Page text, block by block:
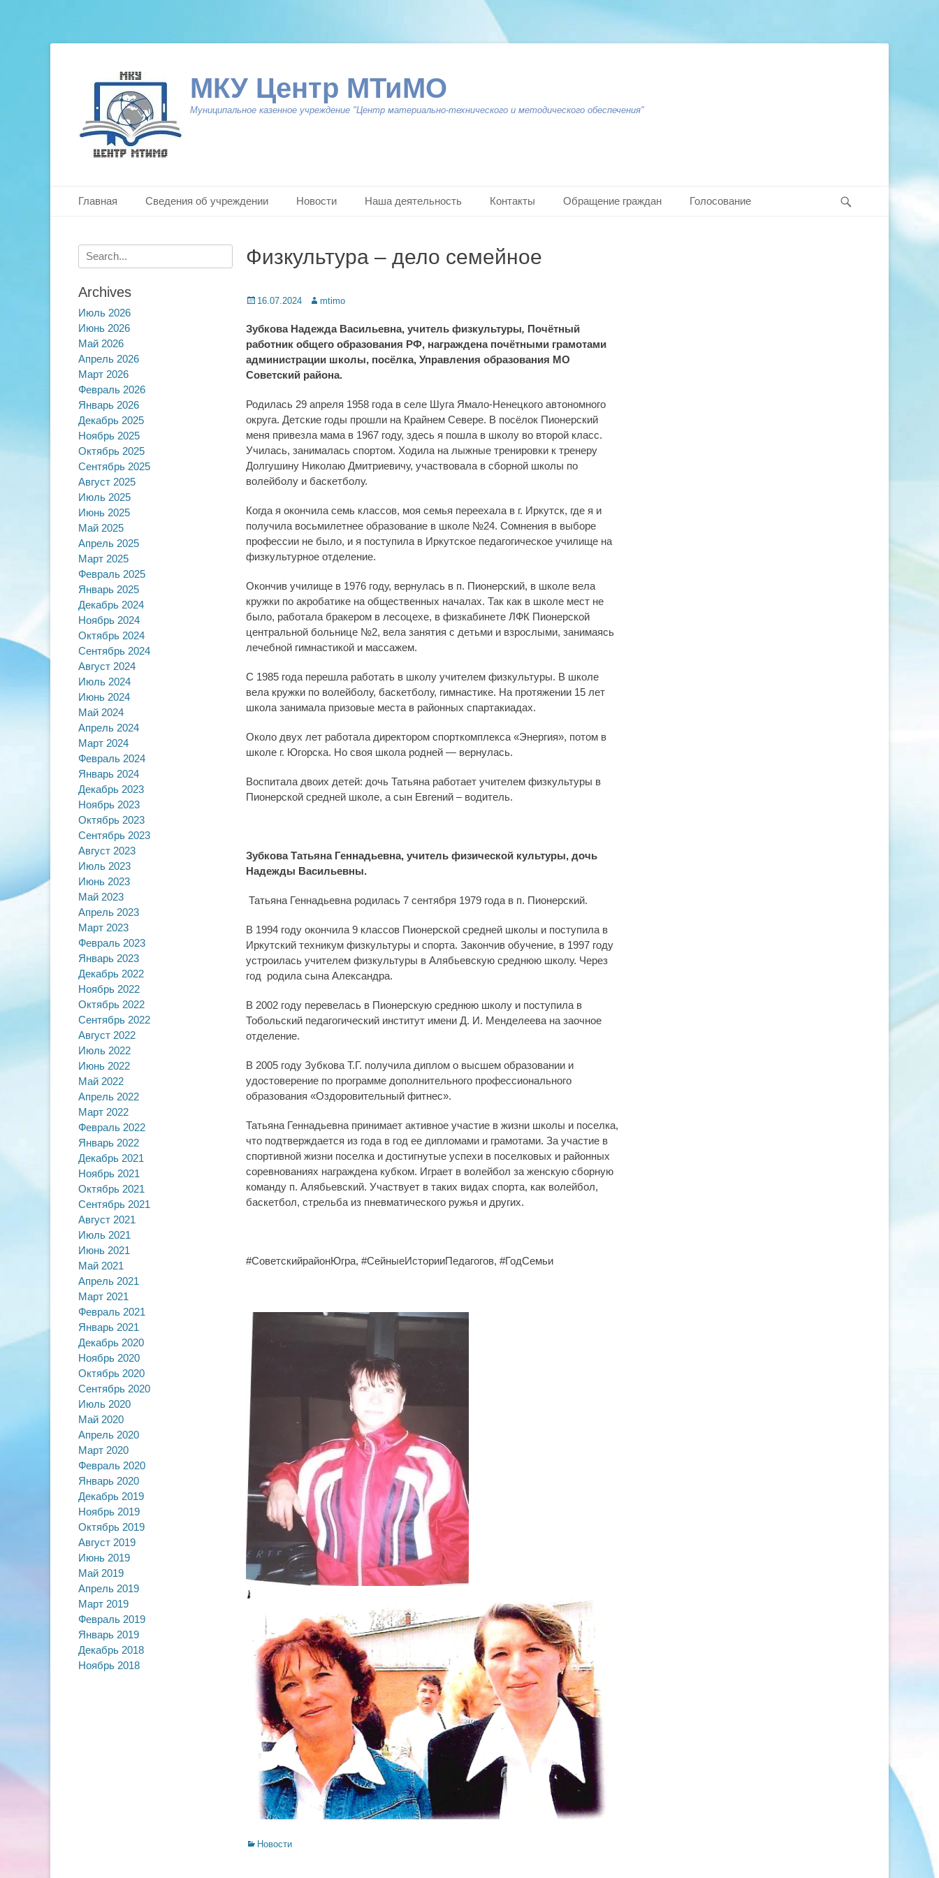
МКУ Центр МТиМО
Муниципальное казенное учреждение "Центр материально-технического и методического обеспечения"
Primary Menu
Главная Сведения об учреждении Новости Наша деятельность Контакты Обращение граждан Голосование
Физкультура – дело семейное
Posted
16.07.2024 Author
mtimo
Зубкова Надежда Васильевна, учитель физкультуры, Почётный
работник общего образования РФ, награждена почётными грамотами
администрации школы, посёлка, Управления образования МО
Советский района.
Родилась 29 апреля 1958 года в селе Шуга Ямало-Ненецкого автономного
округа. Детские годы прошли на Крайнем Севере. В посёлок Пионерский
меня привезла мама в 1967 году, здесь я пошла в школу во второй класс.
Училась, занималась спортом. Ходила на лыжные тренировки к тренеру
Долгушину Николаю Дмитриевичу, участвовала в сборной школы по
волейболу и баскетболу.
Когда я окончила семь классов, моя семья переехала в г. Иркутск, где я и
получила восьмилетнее образование в школе №24. Сомнения в выборе
профессии не было, и я поступила в Иркутское педагогическое училище на
физкультурное отделение.
Окончив училище в 1976 году, вернулась в п. Пионерский, в школе вела
кружки по акробатике на общественных началах. Так как в школе мест не
было, работала бракером в лесоцехе, в физкабинете ЛФК Пионерской
центральной больнице №2, вела занятия с детьми и взрослыми, занимаясь
лечебной гимнастикой и массажем.
С 1985 года перешла работать в школу учителем физкультуры. В школе
вела кружки по волейболу, баскетболу, гимнастике. На протяжении 15 лет
школа занимала призовые места в районных спартакиадах.
Около двух лет работала директором спорткомплекса «Энергия», потом в
школе г. Югорска. Но своя школа родней — вернулась.
Воспитала двоих детей: дочь Татьяна работает учителем физкультуры в
Пионерской средней школе, а сын Евгений – водитель.
Зубкова Татьяна Геннадьевна, учитель физической культуры, дочь
Надежды Васильевны.
Татьяна Геннадьевна родилась 7 сентября 1979 года в п. Пионерский.
В 1994 году окончила 9 классов Пионерской средней школы и поступила в
Иркутский техникум физкультуры и спорта. Закончив обучение, в 1997 году
устроилась учителем физкультуры в Алябьевскую среднюю школу. Через
год родила сына Александра.
В 2002 году перевелась в Пионерскую среднюю школу и поступила в
Тобольский педагогический институт имени Д. И. Менделеева на заочное
отделение.
В 2005 году Зубкова Т.Г. получила диплом о высшем образовании и
удостоверение по программе дополнительного профессионального
образования «Оздоровительный фитнес».
Татьяна Геннадьевна принимает активное участие в жизни школы и поселка,
что подтверждается из года в год ее дипломами и грамотами. За участие в
спортивной жизни поселка и достигнутые успехи в поселковых и районных
соревнованиях награждена кубком. Играет в волейбол за женскую сборную
команду п. Алябьевский. Участвует в таких видах спорта, как волейбол,
баскетбол, стрельба из пневматического ружья и других.
#СоветскийрайонЮгра, #СейныеИсторииПедагогов, #ГодСемьи
Categories
Новости
Search
for:
Archives
Июль 2026
Июнь 2026
Май 2026
Апрель 2026
Март 2026
Февраль 2026
Январь 2026
Декабрь 2025
Ноябрь 2025
Октябрь 2025
Сентябрь 2025
Август 2025
Июль 2025
Июнь 2025
Май 2025
Апрель 2025
Март 2025
Февраль 2025
Январь 2025
Декабрь 2024
Ноябрь 2024
Октябрь 2024
Сентябрь 2024
Август 2024
Июль 2024
Июнь 2024
Май 2024
Апрель 2024
Март 2024
Февраль 2024
Январь 2024
Декабрь 2023
Ноябрь 2023
Октябрь 2023
Сентябрь 2023
Август 2023
Июль 2023
Июнь 2023
Май 2023
Апрель 2023
Март 2023
Февраль 2023
Январь 2023
Декабрь 2022
Ноябрь 2022
Октябрь 2022
Сентябрь 2022
Август 2022
Июль 2022
Июнь 2022
Май 2022
Апрель 2022
Март 2022
Февраль 2022
Январь 2022
Декабрь 2021
Ноябрь 2021
Октябрь 2021
Сентябрь 2021
Август 2021
Июль 2021
Июнь 2021
Май 2021
Апрель 2021
Март 2021
Февраль 2021
Январь 2021
Декабрь 2020
Ноябрь 2020
Октябрь 2020
Сентябрь 2020
Июль 2020
Май 2020
Апрель 2020
Март 2020
Февраль 2020
Январь 2020
Декабрь 2019
Ноябрь 2019
Октябрь 2019
Август 2019
Июнь 2019
Май 2019
Апрель 2019
Март 2019
Февраль 2019
Январь 2019
Декабрь 2018
Ноябрь 2018